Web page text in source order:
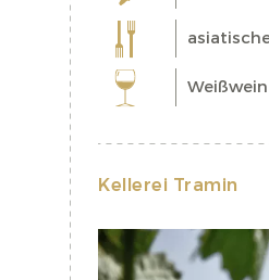
Weißwein
Kellerei Tramin